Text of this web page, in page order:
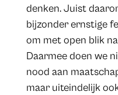
denken. Juist
bijzonder ernstige
om met open blik
Daarmee doen we
nood aan
maar uiteindelijk